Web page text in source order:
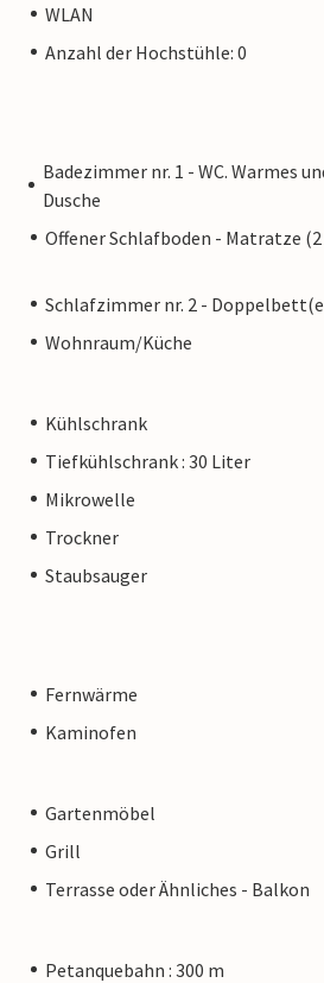
WLAN
Anzahl der Hochstühle: 0
Badezimmer nr. 1 - WC. Warmes
Dusche
Offener Schlafboden - Matratze
Schlafzimmer nr. 2 -
Wohnraum/Küche
Kühlschrank
Tiefkühlschrank : 30 Liter
Mikrowelle
Trockner
Staubsauger
Fernwärme
Kaminofen
Gartenmöbel
Grill
Terrasse oder Ähnliches - Balkon
Petanquebahn : 300 m